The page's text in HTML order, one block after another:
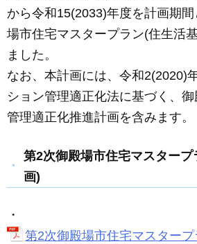
から令和15(2033)年度を計画期
場市住宅マスタープラン(住生活
ました。
なお、本計画には、令和2(2020)
ション管理適正化法に基づく、
管理適正化推進計画を含みます。
第2次御殿場市住宅マスター
画)
・
第2次御殿場市住宅マスタープ